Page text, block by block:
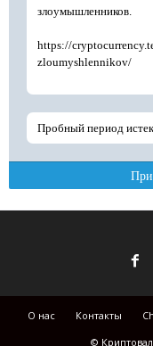
О нас Контакты
©